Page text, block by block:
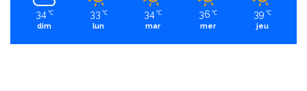
34 ℃
dim
33 ℃
lun
34 ℃
mar
36 ℃
mer
39 ℃
jeu